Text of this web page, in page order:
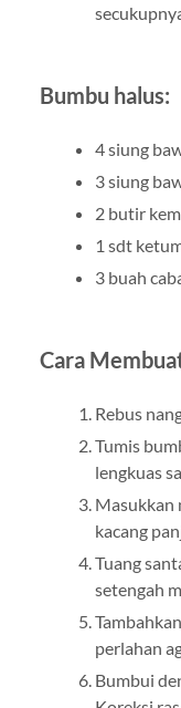
Bumbu halus:
4 siung
3 siung
2 butir
1 sdt
3 buah
Cara
Rebus
Tumis
lengkuas
Masukkan
kacang
Tuang
setengah
perlahan
Bumbui